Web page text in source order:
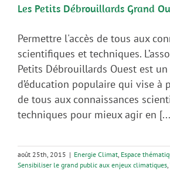
Les Petits Débrouillards Grand
Permettre l'accès de tous aux
scientifiques et techniques.
Petits Débrouillards Ouest est
d’éducation populaire qui vise à
de tous aux connaissances
techniques pour mieux agir en
août 25th, 2015 | Energie Climat Espace
Sensibiliser le grand public aux enjeux climatiques